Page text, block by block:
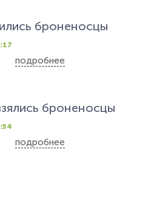
броненосцы
подробнее
броненосцы
подробнее